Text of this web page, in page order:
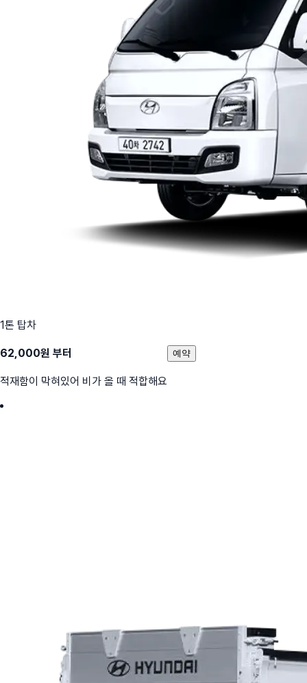
1톤 탑차
62,000원 부터
적재함이 막혀있어 비가 올 때 적합해요
예약